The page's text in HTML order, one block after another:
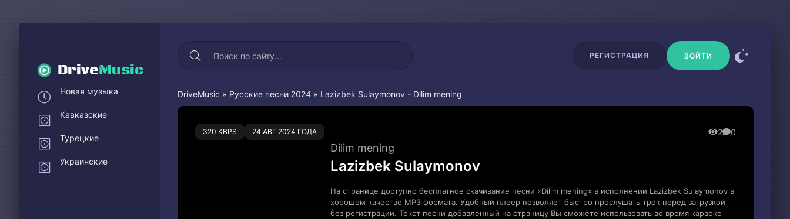
DriveMusic
РЕГИСТРАЦИЯ ВОЙТИ
DriveMusic » Русские песни 2024 » Lazizbek Sulaymonov - Dilim mening
320 KBPS 24.АВГ.2024 ГОДА 2 0
0 0
Dilim mening
Lazizbek Sulaymonov
На странице доступно бесплатное скачивание песни «Dilim mening» в исполнении Lazizbek Sulaymonov в
хорошем качестве MP3 формата. Удобный плеер позволяет быстро прослушать трек перед загрузкой
без регистрации. Текст песни добавленный на страницу Вы сможете использовать во время караоке
Новая музыка
Кавказские
Турецкие
Украинские